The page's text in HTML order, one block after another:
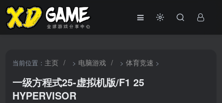
当前位置： 主页 / > 电脑游戏 / >体育竞速 >
一级方程式25-虚拟机版/F1 25
HYPERVISOR